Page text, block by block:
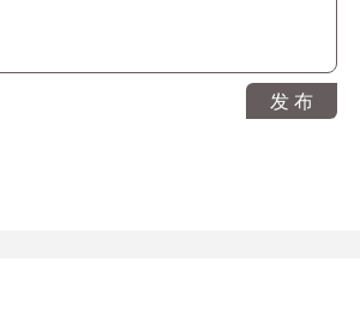
发 布